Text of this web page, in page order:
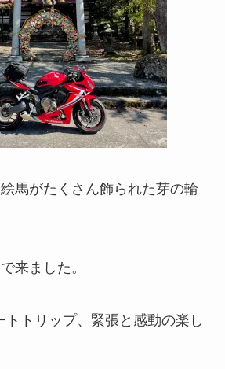
馬がたくさん飾られた芽の輪
来ました。
トトリップ、緊張と感動の楽し